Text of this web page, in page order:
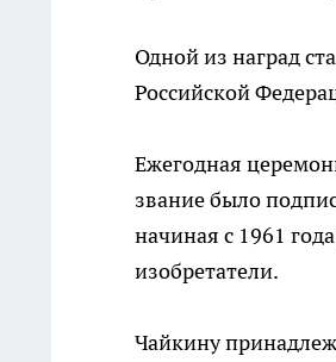
Одной из наград
Российской
Ежегодная
звание было
начиная с 1961
изобретатели.
Чайкину